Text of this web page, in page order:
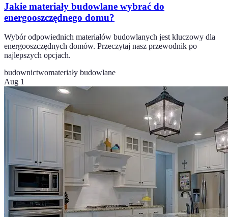
Jakie materiały budowlane wybrać do
energooszczędnego domu?
Wybór odpowiednich materiałów budowlanych jest kluczowy dla
energooszczędnych domów. Przeczytaj nasz przewodnik po
najlepszych opcjach.
budownictwomateriały budowlane
Aug 1